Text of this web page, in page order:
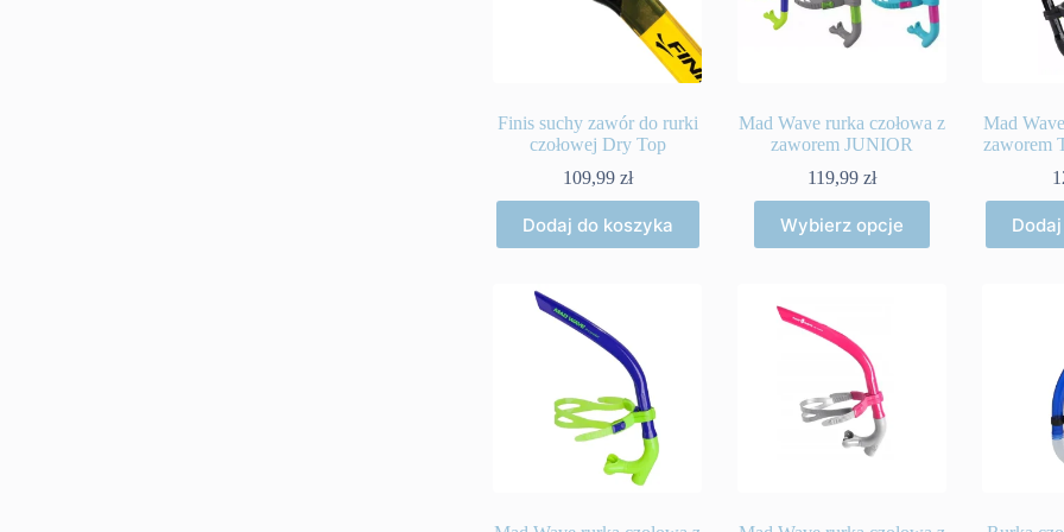
Finis suchy zawór do rurki
czołowej Dry Top
109,99 zł
Dodaj do koszyka
Mad Wave rurka czołowa z
zaworem JUNIOR
119,99zł
Wybierz opcje
produkt
ma
można
wybrać
stronie
produktu
Mad
zaworem